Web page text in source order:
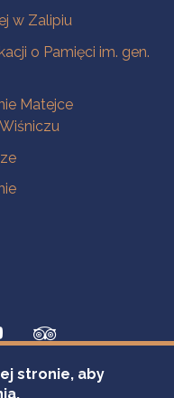
w Zalipiu
o Pamięci im. gen.
Matejce
stronie, aby